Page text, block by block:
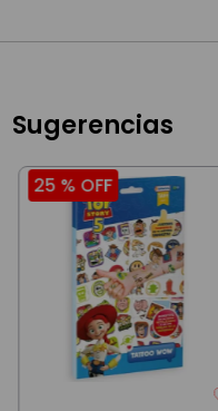
Sugerencias
25 % OFF